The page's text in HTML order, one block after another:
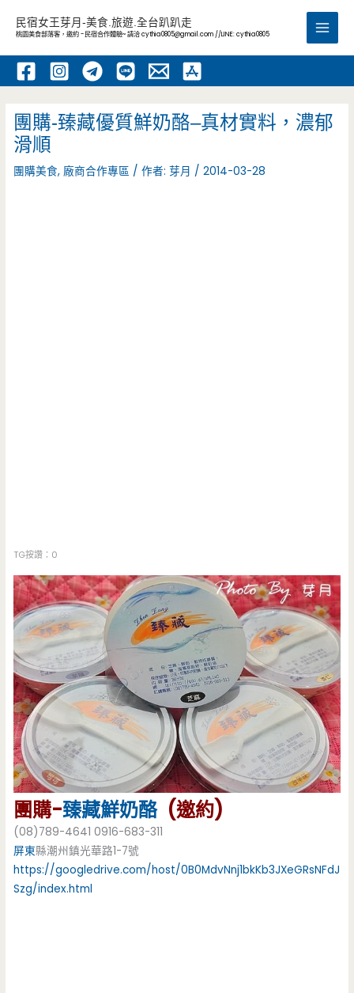
內
民宿女王芽月-美食.旅遊.全台趴趴走
桃園美食部落客，邀約 -民宿合作體驗~ 請洽cythia0805@gmail.com //LINE: cythia0805
Main
團購-臻藏優質鮮奶酪–真材實料，濃郁
滑順
團購美食, 廠商合作專區 / 作者:芽月 /2014-03-28
TG按讚：0
團購-臻藏鮮奶酪(邀約)
(08)789-4641 0916-683-311
屏東縣潮州鎮光華路1-7號
https://googledrive.com/host/0B0MdvNnj1bkKb3JXeGRsNFdJ
Szg/index.html